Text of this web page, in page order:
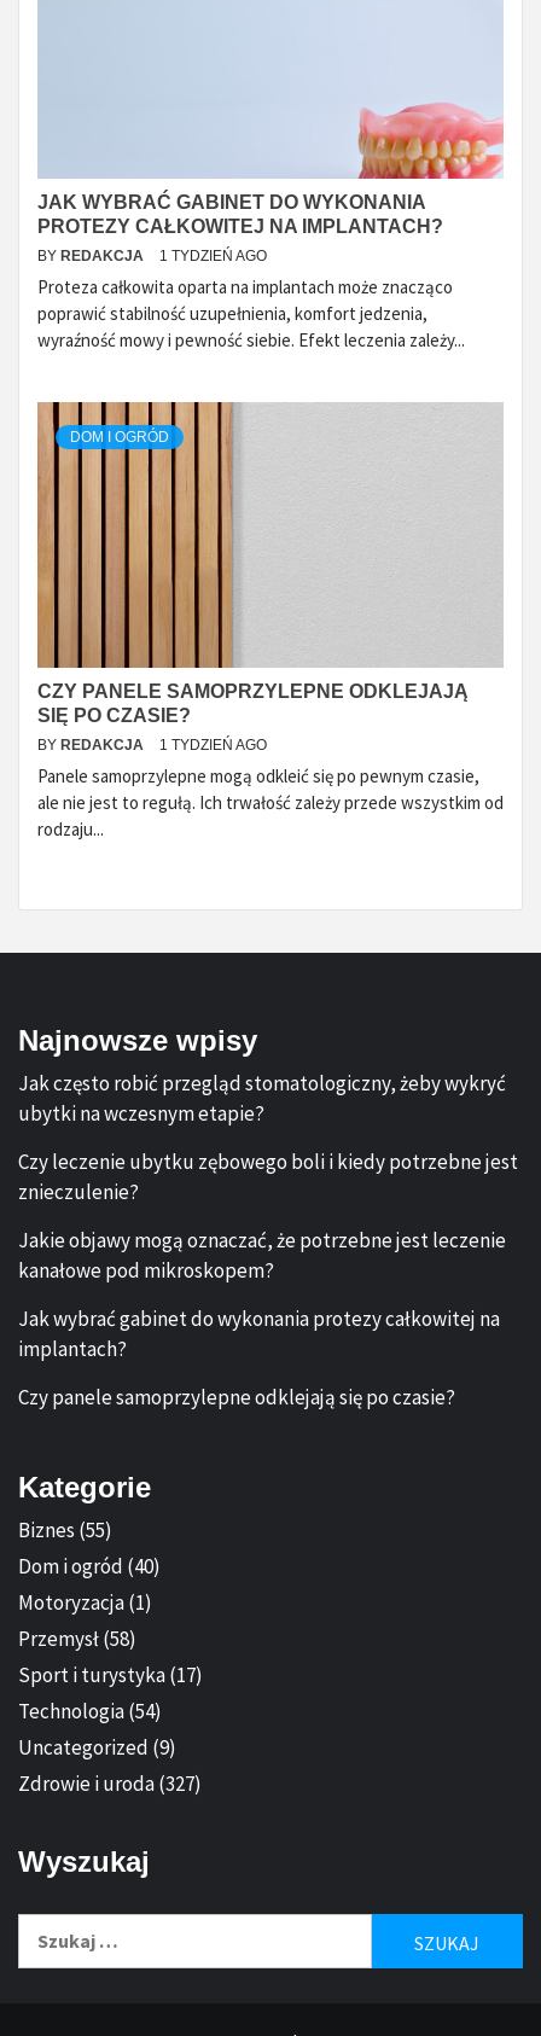
JAK WYBRAĆ GABINET DO WYKONANIA
PROTEZY CAŁKOWITEJ NA IMPLANTACH?
BY REDAKCJA 1 TYDZIEŃ AGO
Proteza całkowita oparta na implantach może znacząco
poprawić stabilność uzupełnienia, komfort jedzenia,
wyraźność mowy i pewność siebie. Efekt leczenia zależy...
DOM I OGRÓD
CZY PANELE SAMOPRZYLEPNE ODKLEJAJĄ
SIĘ PO CZASIE?
BY REDAKCJA 1 TYDZIEŃ AGO
Panele samoprzylepne mogą odkleić się po pewnym czasie,
ale nie jest to regułą. Ich trwałość zależy przede wszystkim od
rodzaju...
Najnowsze wpisy
Jak często robić przegląd stomatologiczny, żeby wykryć
ubytki na wczesnym etapie?
Czy leczenie ubytku zębowego boli i kiedy potrzebne jest
znieczulenie?
Jakie objawy mogą oznaczać, że potrzebne jest leczenie
kanałowe pod mikroskopem?
Jak wybrać gabinet do wykonania protezy całkowitej na
implantach?
Czy panele samoprzylepne odklejają się po czasie?
Kategorie
Biznes (55)
Dom i ogród (40)
Motoryzacja(1)
Przemysł(58)
Sport i turystyka(17)
Technologia(54)
Uncategorized (9)
Zdrowie i uroda(327)
Wyszukaj